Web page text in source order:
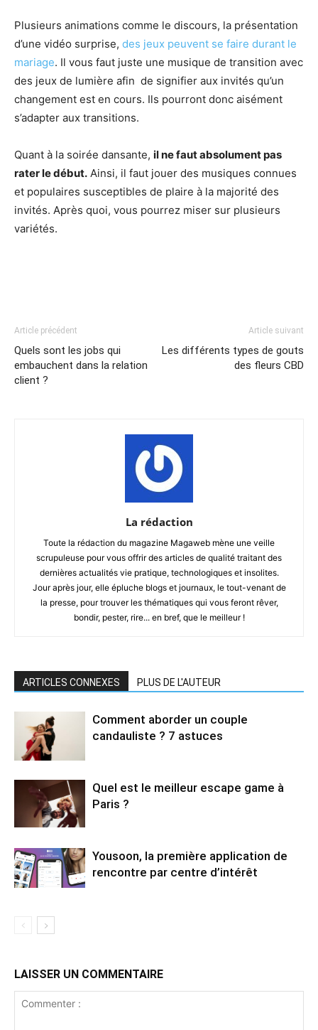
Plusieurs animations comme le discours, la présentation
d’une vidéo surprise, des jeux peuvent se faire durant le
mariage. Il vous faut juste une musique de transition avec
des jeux de lumière afin de signifier aux invités qu’un
changement est en cours. Ils pourront donc aisément
s’adapter aux transitions.
Quant à la soirée dansante, il ne faut absolument pas
rater le début. Ainsi, il faut jouer des musiques connues
et populaires susceptibles de plaire à la majorité des
invités. Après quoi, vous pourrez miser sur plusieurs
variétés.
Article précédent
Quels sont les jobs qui
embauchent dans la relation
client ?
Article suivant
Les différents types de gouts
des fleurs CBD
La rédaction
Toute la rédaction du magazine Magaweb mène une veille
scrupuleuse pour vous offrir des articles de qualité traitant des
dernières actualités vie pratique, technologiques et insolites.
Jour après jour, elle épluche blogs et journaux, le tout-venant de
la presse, pour trouver les thématiques qui vous feront rêver,
bondir, pester, rire... en bref, que le meilleur !
ARTICLES CONNEXES PLUS DE L'AUTEUR
Comment aborder un couple
candauliste ? 7 astuces
Quel est le meilleur escape game à
Paris ?
Yousoon, la première application de
rencontre par centre d’intérêt
LAISSER UN COMMENTAIRE